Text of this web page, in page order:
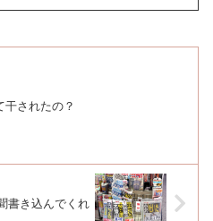
干されたの？
書き込んでくれ